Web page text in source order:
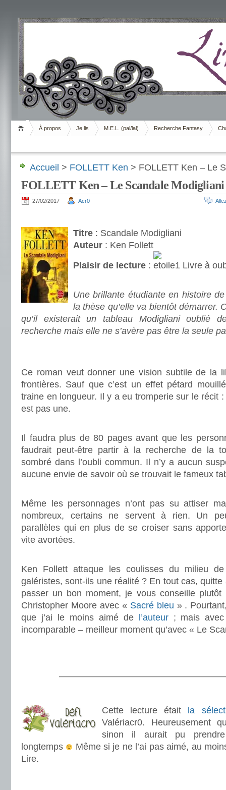
Livrement
À propos Je lis M.E.L. (pal/lal) Recherche Fantasy
Accueil > FOLLETT Ken > FOLLETT Ken – Le
FOLLETT Ken – Le Scandale Modigliani
27/02/2017 Acr0
Titre : Scandale Modigliani
Auteur : Ken Follett
Plaisir de lecture :
Livre à
Une brillante étudiante en histoire
la thèse qu’elle va bientôt démarrer.
qu’il existerait un tableau Modigliani oublié
recherche mais elle ne s’avère pas être la seule
Ce roman veut donner une vision subtile de la
frontières. Sauf que c’est un effet pétard
traine en longueur. Il y a eu tromperie sur le récit :
est pas une.
Il faudra plus de 80 pages avant que les
faudrait peut-être partir à la recherche de la
sombré dans l’oubli commun. Il n’y a aucun
aucune envie de savoir où se trouvait le fameux
Même les personnages n’ont pas su attiser
nombreux, certains ne servent à rien. Un
parallèles qui en plus de se croiser sans
vite avortées.
Ken Follett attaque les coulisses du milieu
galéristes, sont-ils une réalité ? En tout cas,
passer un bon moment, je vous conseille plutôt
Christopher Moore avec « Sacré bleu » .
que j’ai le moins aimé de
l’auteur; mais avec
incomparable – meilleur moment qu’avec « Le
Cette lecture était
la
Valériacr0. Heureusement
sinon il aurait pu
longtemps
Même si je ne l’ai pas aimé, au
Lire.